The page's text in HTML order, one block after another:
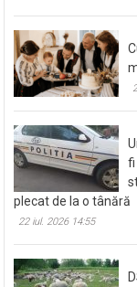
fi
plecat de la o tânără
22 iul. 2026 14:55